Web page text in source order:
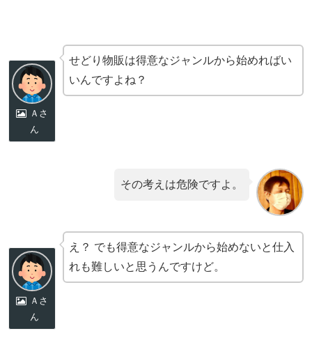
Ａさ
ん
せどり物販は得意なジャンルから始めればい
いんですよね？
その考えは危険ですよ。
Ａさ
ん
え？ でも得意なジャンルから始めないと仕入
れも難しいと思うんですけど。